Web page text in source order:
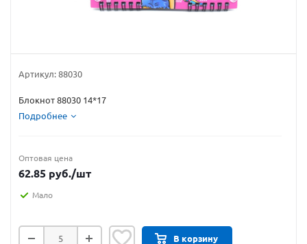
Артикул: 88030
Блокнот 88030 14*17
Подробнее
Оптовая цена
62.85 руб./шт
Мало
В корзину